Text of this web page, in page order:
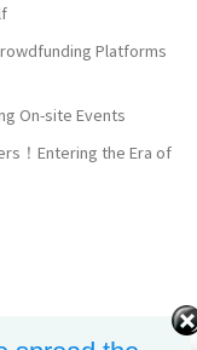
Platforms
On-site Events
！Entering the Era of
，就要靠你了》